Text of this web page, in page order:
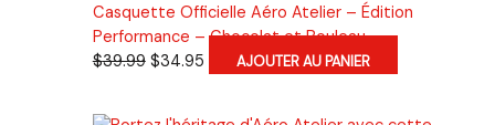
Casquette Officielle Aéro Atelier – Édition
Performance – Chocolat et Bouleau
$39.99 Le
$34.95Le
AJOUTER AU PANIER